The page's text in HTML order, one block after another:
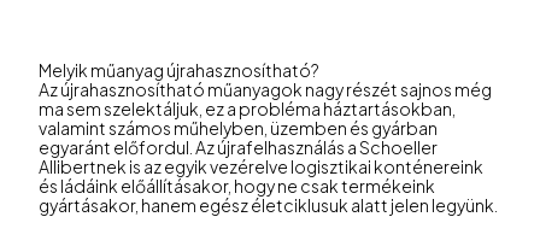
Melyik műanyag újrahasznosítható?
Az újrahasznosítható műanyagok nagy részét sajnos még
ma sem szelektáljuk, ez a probléma háztartásokban,
valamint számos műhelyben, üzemben és gyárban
egyaránt előfordul. Az újrafelhasználás a Schoeller
Allibertnek is az egyik vezérelve logisztikai konténereink
és ládáink előállításakor, hogy ne csak termékeink
gyártásakor, hanem egész életciklusuk alatt jelen legyünk.